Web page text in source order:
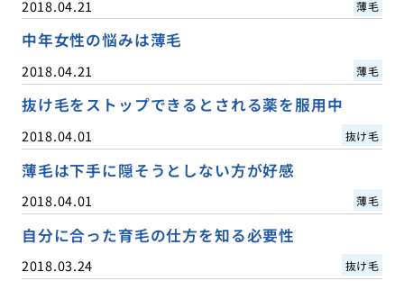
2018.04.21 薄毛
中年女性の悩みは薄毛
2018.04.21 薄毛
抜け毛をストップできるとされる薬を服用中
2018.04.01 抜け毛
薄毛は下手に隠そうとしない方が好感
2018.04.01 薄毛
自分に合った育毛の仕方を知る必要性
2018.03.24 抜け毛